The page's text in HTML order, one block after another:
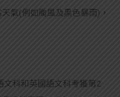
氣(例如颱風及黑色暴雨)，
文科和英國語文科考獲第2